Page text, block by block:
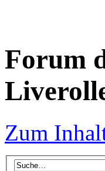
Forum
Zum